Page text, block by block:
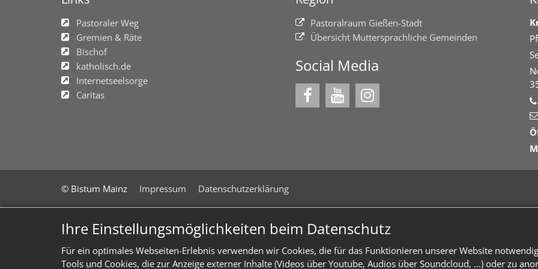
Ihre Einstellungsmöglichkeiten beim Datenschutz
Für ein optimales Webseiten-Erlebnis verwenden wir Cookies, die für das Funktionieren unserer Website
Tools und Cookies, die zur Anzeige externer Inhalte (Videos über Youtube, Audios über Soundcloud, ...) oder zu
Pastoraler Weg
Gremien & Räte
Bischof
katholisch.de
Internetseelsorge
Caritas
Pastoralraum Gießen-Stadt
Übersicht Muttersprachliche Gemeinden
Social Media
© Bistum Mainz Impressum Datenschutzerklärung